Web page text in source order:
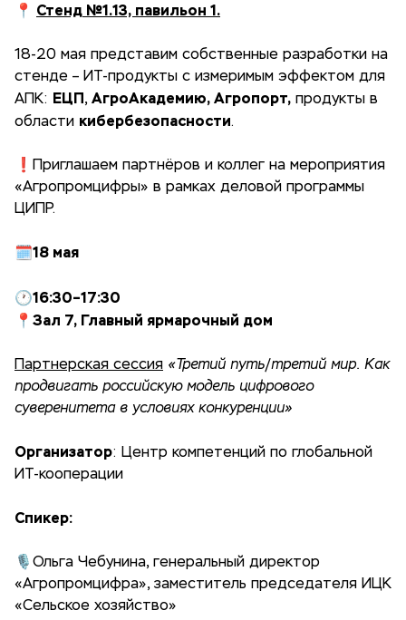
📍 Стенд №1.13, павильон 1.
18-20 мая представим собственные разработки на
стенде – ИТ-продукты с измеримым эффектом для
АПК: ЕЦП, АгроАкадемию, Агропорт, продукты в
области кибербезопасности.
❗️Приглашаем партнёров и коллег на мероприятия
«Агропромцифры» в рамках деловой программы
ЦИПР.
🗓️18 мая
🕐16:30–17:30
📍Зал 7, Главный ярмарочный дом
Партнерская сессия «Третий путь/третий мир. Как
продвигать российскую модель цифрового
суверенитета в условиях конкуренции»
Организатор: Центр компетенций по глобальной
ИТ-кооперации
Спикер:
🎙Ольга Чебунина, генеральный директор
«Агропромцифра», заместитель председателя ИЦК
«Сельское хозяйство»